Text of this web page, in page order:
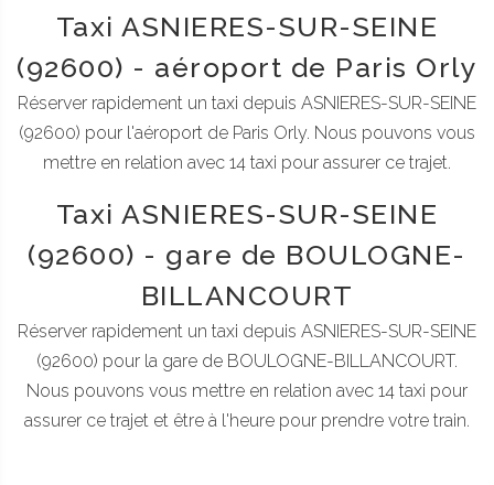
Taxi ASNIERES-SUR-SEINE
(92600) - aéroport de Paris Orly
Réserver rapidement un taxi depuis ASNIERES-SUR-SEINE
(92600) pour l'aéroport de Paris Orly. Nous pouvons vous
mettre en relation avec 14 taxi pour assurer ce trajet.
Taxi ASNIERES-SUR-SEINE
(92600) - gare de BOULOGNE-
BILLANCOURT
Réserver rapidement un taxi depuis ASNIERES-SUR-SEINE
(92600) pour la gare de BOULOGNE-BILLANCOURT.
Nous pouvons vous mettre en relation avec 14 taxi pour
assurer ce trajet et être à l'heure pour prendre votre train.